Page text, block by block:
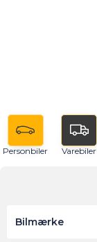
Personbiler Varebiler
Bilmærke